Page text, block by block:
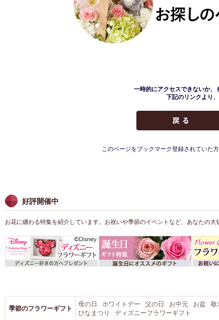
一時的にアクセスできないか、
下記のリンクより
このページをブックマーク登録されていた
好評開催中
お花に纏わる特集を紹介しています。お祝いや季節のイベントなど、あなたの
季節のフラワーギフト
母の日 ホワイトデー 父の日 お中元 お盆
敬
ひなまつり
ディズニーフラワーギフト